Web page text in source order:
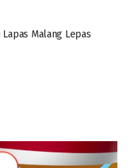
Malang Lepas